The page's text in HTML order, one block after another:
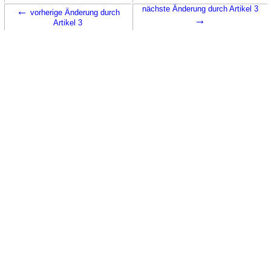
← vorherige Änderung durch
Artikel 3
nächste Änderung durch Artikel 3
→